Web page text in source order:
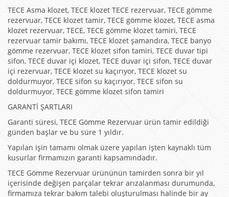
TECE Asma klozet, TECE klozet TECE rezervuar, TECE gömme
rezervuar, TECE klozet tamir, TECE gömme klozet, TECE asma
klozet rezervuar, TECE, TECE gömme klozet tamiri, TECE
rezervuar tamir bakımı, TECE klozet şamandıra, TECE banyo
gömme rezervuar, TECE klozet sifon tamiri, TECE duvar tipi
sifon, TECE duvar içi klozet, TECE duvar içi sifon, TECE duvar
içi rezervuar, TECE klozet su kaçırıyor, TECE klozet su
doldurmuyor, TECE sifon su kaçırıyor, TECE sifon su
doldurmuyor, TECE gömme klozet sifon tamiri
GARANTİ ŞARTLARI
Garanti süresi, TECE Gömme Rezervuar ürün tamir edildiği
günden başlar ve bu süre 1 yıldır.
Yapılan işin tamamı olmak üzere yapılan işten kaynaklı tüm
kusurlar firmamızın garanti kapsamındadır.
TECE Gömme Rezervuar ürününün tamirden sonra bir yıl
içerisinde değişen parçalar tekrar arızalanması durumunda,
firmamıza tekrar bakım talebi oluşturulması halinde bir ay